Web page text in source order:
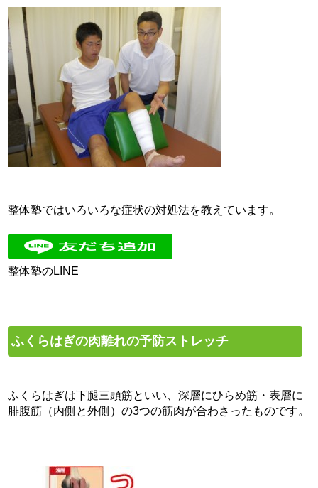
整体塾ではいろいろな症状の対処法を教えています。
整体塾のLINE
ふくらはぎの肉離れの予防ストレッチ
ふくらはぎは下腿三頭筋といい、深層にひらめ筋・表層に
腓腹筋（内側と外側）の3つの筋肉が合わさったものです。